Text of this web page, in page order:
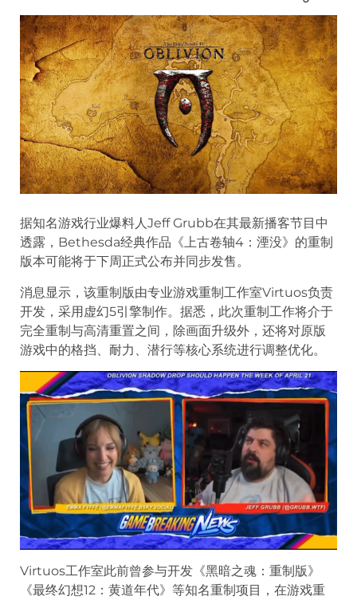
据知名游戏行业爆料人Jeff Grubb在其最新播客节目中
透露，Bethesda经典作品《上古卷轴4：湮没》的重制
版本可能将于下周正式公布并同步发售。
消息显示，该重制版由专业游戏重制工作室Virtuos负责
开发，采用虚幻5引擎制作。据悉，此次重制工作将介于
完全重制与高清重置之间，除画面升级外，还将对原版
游戏中的格挡、耐力、潜行等核心系统进行调整优化。
Virtuos工作室此前曾参与开发《黑暗之魂：重制版》
《最终幻想12：黄道年代》等知名重制项目，在游戏重